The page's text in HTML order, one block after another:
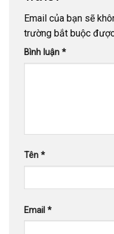
Email của bạn sẽ
trường bắt buộc
Bình luận *
Tên *
Email *